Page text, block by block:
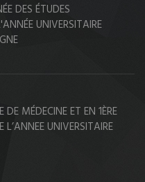
DES ÉTUDES
UNIVERSITAIRE
DE MÉDECINE ET EN 1ÈRE
UNIVERSITAIRE